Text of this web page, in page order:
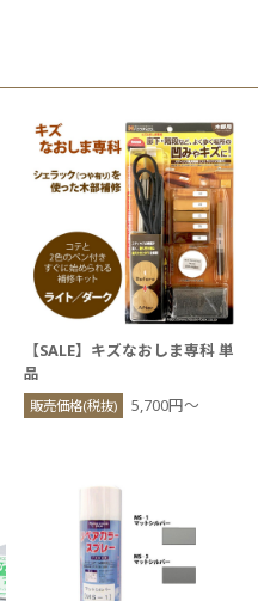
【SALE】キズなおしま専科 単
品
販売価格(税抜) 5,700円〜